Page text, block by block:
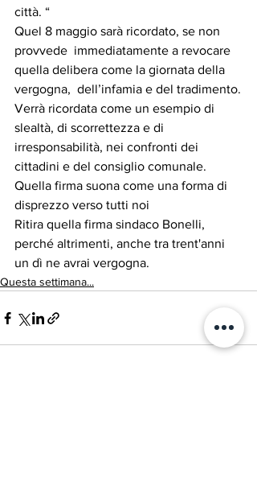
città. “
Quel 8 maggio sarà ricordato, se non
provvede  immediatamente a revocare
quella delibera come la giornata della
vergogna,  dell’infamia e del tradimento.
Verrà ricordata come un esempio di
slealtà, di scorrettezza e di
irresponsabilità, nei confronti dei
cittadini e del consiglio comunale.
Quella firma suona come una forma di
disprezzo verso tutti noi
Ritira quella firma sindaco Bonelli,
perché altrimenti, anche tra trent'anni
un dì ne avrai vergogna.
Questa settimana...